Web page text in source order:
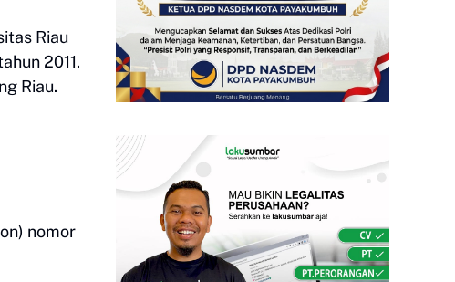
Riau
2011.
Riau.
nomor